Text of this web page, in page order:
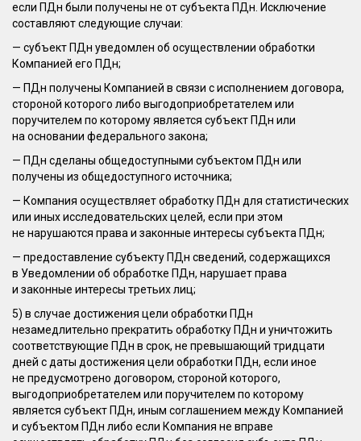
если ПДн были получены не от субъекта ПДн. Исключение
составляют следующие случаи:
— субъект ПДн уведомлен об осуществлении обработки
Компанией его ПДн;
— ПДн получены Компанией в связи с исполнением договора,
стороной которого либо выгодоприобретателем или
поручителем по которому является субъект ПДн или
на основании федерального закона;
— ПДн сделаны общедоступными субъектом ПДн или
получены из общедоступного источника;
— Компания осуществляет обработку ПДн для статистических
или иных исследовательских целей, если при этом
не нарушаются права и законные интересы субъекта ПДн;
— предоставление субъекту ПДн сведений, содержащихся
в Уведомлении об обработке ПДн, нарушает права
и законные интересы третьих лиц;
5) в случае достижения цели обработки ПДн
незамедлительно прекратить обработку ПДн и уничтожить
соответствующие ПДн в срок, не превышающий тридцати
дней с даты достижения цели обработки ПДн, если иное
не предусмотрено договором, стороной которого,
выгодоприобретателем или поручителем по которому
является субъект ПДн, иным соглашением между Компанией
и субъектом ПДн либо если Компания не вправе